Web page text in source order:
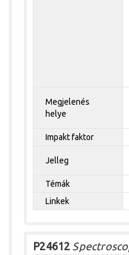
Megjelenés
helye
Impakt faktor
Jelleg
Témák
Linkek
P24612